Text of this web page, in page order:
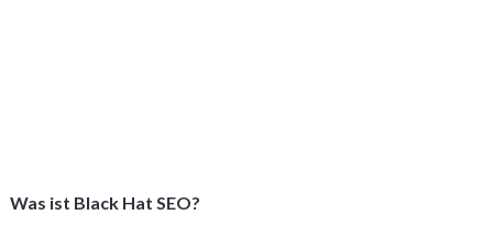
Was ist Black Hat SEO?